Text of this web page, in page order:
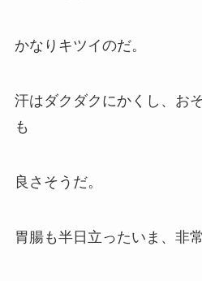
かなりキツイのだ。
汗はダクダクにかくし、お
も
良さそうだ。
胃腸も半日立ったいま、非